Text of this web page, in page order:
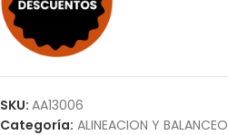
SKU: AA13006
Categoría: ALINEACION Y BALANCEO